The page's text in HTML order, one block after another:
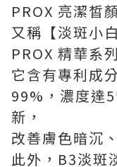
PROX 亮潔皙
又稱【淡斑小
PROX 精華系
它含有專利成
99%，濃度達
新，
改善膚色暗沉
此外，B3淡斑